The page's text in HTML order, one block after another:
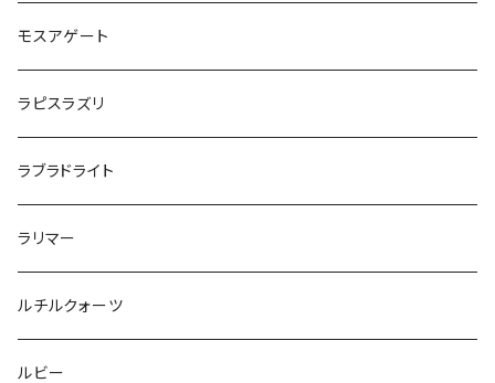
モスアゲート
ラピスラズリ
ラブラドライト
ラリマー
ルチルクォーツ
ルビー